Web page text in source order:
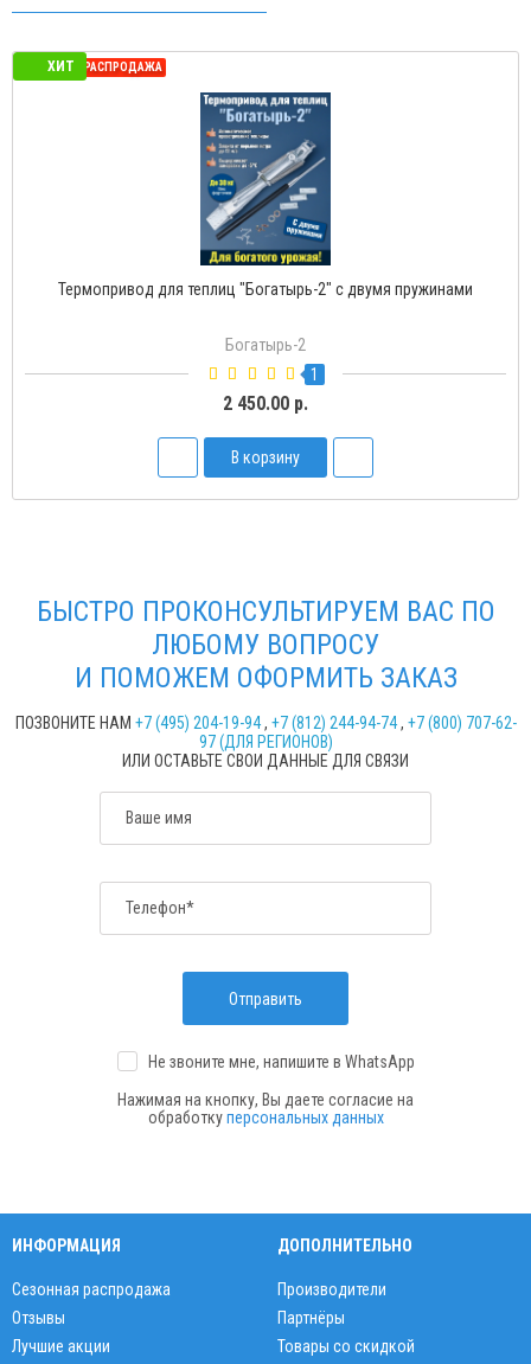
ХИТ
СЕЗОННАЯ РАСПРОДАЖА
Термопривод для теплиц "Богатырь-2" с двумя пружинами
Богатырь-2
1
2 450.00 р.
В корзину
БЫСТРО ПРОКОНСУЛЬТИРУЕМ ВАС ПО
ЛЮБОМУ ВОПРОСУ
И ПОМОЖЕМ ОФОРМИТЬ ЗАКАЗ
ПОЗВОНИТЕ НАМ +7 (495) 204-19-94, +7 (812) 244-94-74, +7 (800) 707-62-
97 (ДЛЯ РЕГИОНОВ)
ИЛИ ОСТАВЬТЕ СВОИ ДАННЫЕ ДЛЯ СВЯЗИ
Ваше имя
Телефон*
Отправить
Не звоните мне, напишите в WhatsApp
Нажимая на кнопку, Вы даете согласие на
обработкуперсональных данных
ИНФОРМАЦИЯ
Сезонная распродажа
Отзывы
Лучшие акции
ДОПОЛНИТЕЛЬНО
Производители
Партнёры
Товары со скидкой